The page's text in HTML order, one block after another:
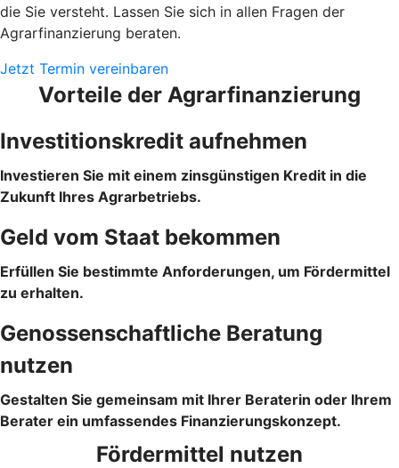
die Sie versteht. Lassen Sie sich in allen Fragen der
Agrarfinanzierung beraten.
Jetzt Termin vereinbaren
Vorteile der Agrarfinanzierung
Investitionskredit aufnehmen
Investieren Sie mit einem zinsgünstigen Kredit in die
Zukunft Ihres Agrarbetriebs.
Geld vom Staat bekommen
Erfüllen Sie bestimmte Anforderungen, um Fördermittel
zu erhalten.
Genossenschaftliche Beratung
nutzen
Gestalten Sie gemeinsam mit Ihrer Beraterin oder Ihrem
Berater ein umfassendes Finanzierungskonzept.
Fördermittel nutzen